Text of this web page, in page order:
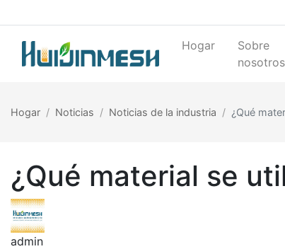
Hogar
Sobre
nosotros
Hogar Noticias Noticias de la industria ¿Qué
¿Qué material se
admin